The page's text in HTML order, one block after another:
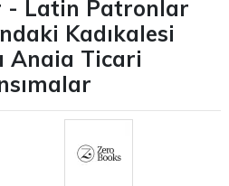
- Latin Patronlar
Kadıkalesi
Anaia Ticari